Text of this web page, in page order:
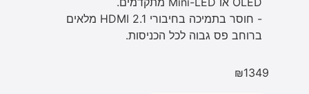
- חוסר בתמיכה בחיבורי HDMI 2.1 מלאים
ברוחב פס גבוה לכל הכניסות.
₪1349